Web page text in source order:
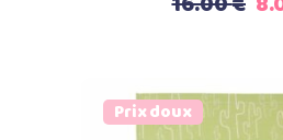
Prix doux